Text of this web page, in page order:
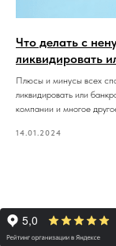
Что делать с
ликвидировать
Плюсы и минусы всех
ликвидировать или
компании и многое
14.01.2024